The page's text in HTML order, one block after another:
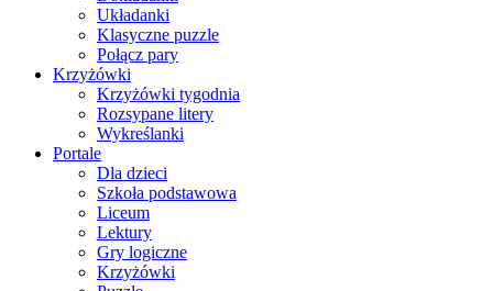
Układanki
Klasyczne puzzle
Połącz pary
Krzyżówki
Krzyżówki tygodnia
Rozsypane litery
Wykreślanki
Portale
Dla dzieci
Szkoła podstawowa
Liceum
Lektury
Gry logiczne
Krzyżówki